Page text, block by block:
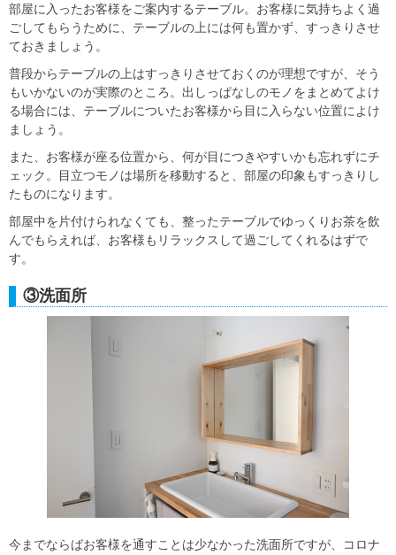
部屋に入ったお客様をご案内するテーブル。お客様に気持ちよく過
ごしてもらうために、テーブルの上には何も置かず、すっきりさせ
ておきましょう。
普段からテーブルの上はすっきりさせておくのが理想ですが、そう
もいかないのが実際のところ。出しっぱなしのモノをまとめてよけ
る場合には、テーブルについたお客様から目に入らない位置によけ
ましょう。
また、お客様が座る位置から、何が目につきやすいかも忘れずにチ
ェック。目立つモノは場所を移動すると、部屋の印象もすっきりし
たものになります。
部屋中を片付けられなくても、整ったテーブルでゆっくりお茶を飲
んでもらえれば、お客様もリラックスして過ごしてくれるはずで
す。
③洗面所
今までならばお客様を通すことは少なかった洗面所ですが、コロナ